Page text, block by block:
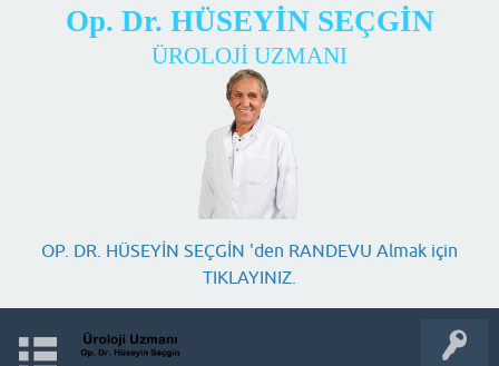
Op. Dr. HÜSEYİN SEÇGİN
ÜROLOJİ UZMANI
OP. DR. HÜSEYİN SEÇGİN 'den RANDEVU Almak için
TIKLAYINIZ.